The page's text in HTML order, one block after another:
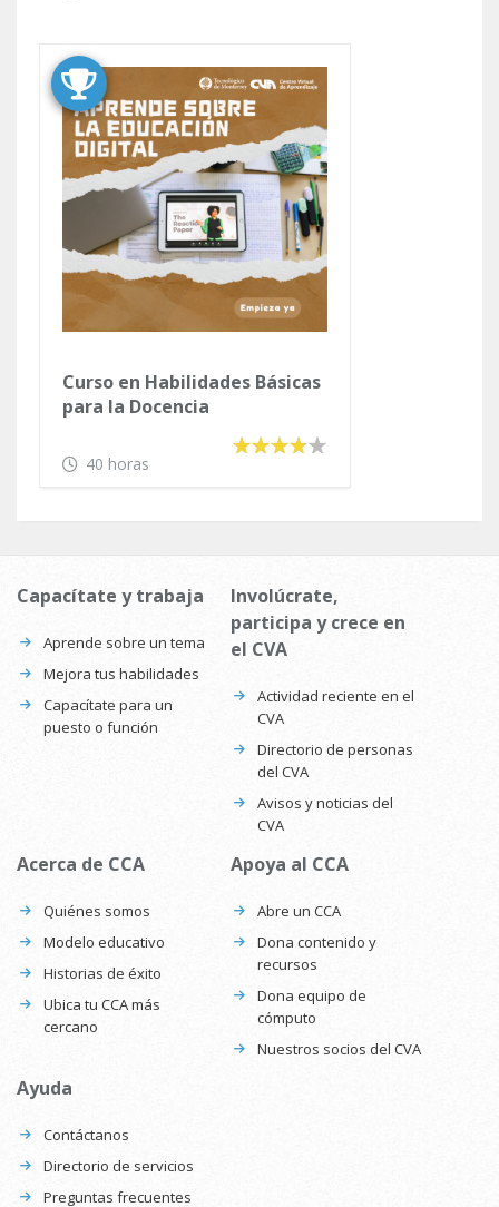
Curso en Habilidades Básicas
para la Docencia
40 horas
Capacítate y trabaja
Aprende sobre un tema
Mejora tus habilidades
Capacítate para un
puesto o función
Involúcrate,
participa y crece en
el CVA
Actividad reciente en el
CVA
Directorio de personas
del CVA
Avisos y noticias del
CVA
Acerca de CCA
Quiénes somos
Modelo educativo
Historias de éxito
Ubica tu CCA más
cercano
Apoya al CCA
Abre un CCA
Dona contenido y
recursos
Dona equipo de
cómputo
Nuestros socios del CVA
Ayuda
Contáctanos
Directorio de servicios
Preguntas frecuentes